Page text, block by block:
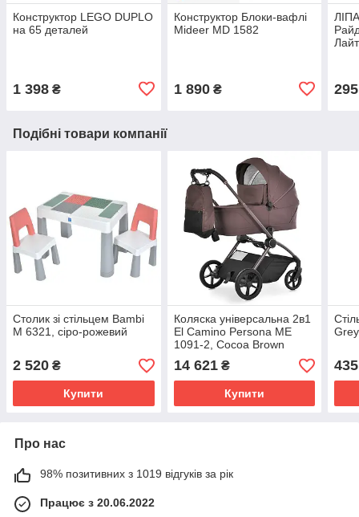
Конструктор LEGO DUPLO
на 65 деталей
1 398 ₴
Конструктор Блоки-вафлі
Mideer MD 1582
1 890₴ 295
Подібні товари компанії
Столик зі стільцем Bambi
M 6321, сіро-рожевий
2 520 ₴
Купити
Коляска універсальна 2в1
El Camino Persona ME
1091-2, Cocoa Brown
14 621₴
Купити
Grey
435
Про нас
98% позитивних з 1019 відгуків за рік
Працює з 20.06.2022